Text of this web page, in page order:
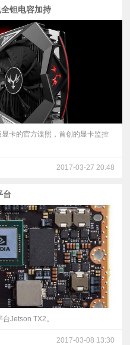
钽电容加持
卡的官方谍照，首创的显卡监控
2017-03-27 20:48
台
Jetson TX2。
2017-03-08 13:30